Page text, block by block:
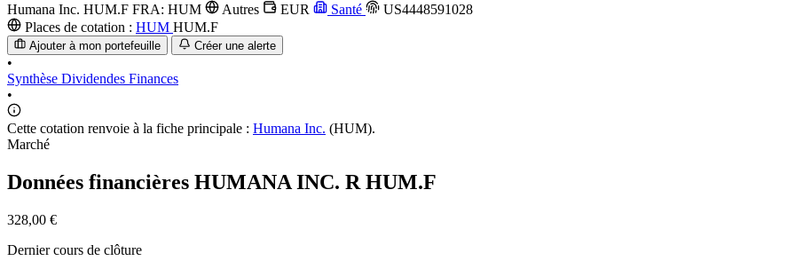
Humana Inc. HUM.F FRA: HUM Autres EUR Santé
US4448591028
Places de cotation : HUM HUM.F
Ajouter à mon portefeuille Créer une alerte
•
Synthèse Dividendes Finances
•
Cette cotation renvoie à la fiche principale : Humana Inc. (HUM).
Marché
Données financières HUMANA INC. R HUM.F
328,00 €
Dernier cours de clôture